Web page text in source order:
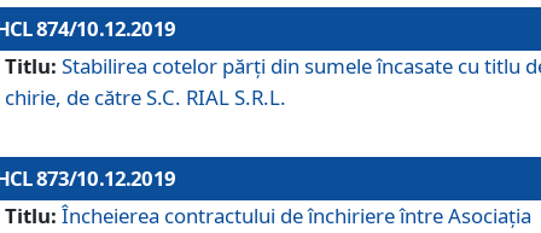
874/10.12.2019
Titlu: Stabilirea cotelor părți din sumele încasate cu titlu
chirie, de către S.C. RIAL S.R.L.
873/10.12.2019
Titlu: Încheierea contractului de închiriere între Asociația